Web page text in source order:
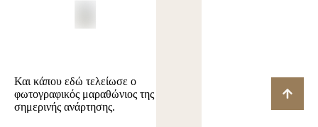
Και κάπου εδώ τελείωσε ο
φωτογραφικός μαραθώνιος της
σημερινής ανάρτησης.